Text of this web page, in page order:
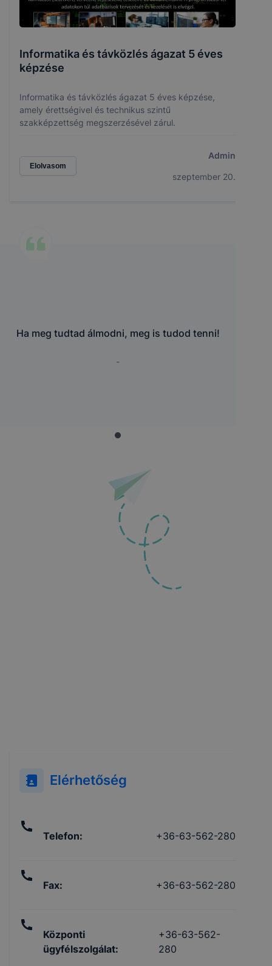
Informatika és távközlés ágazat 5 éves
képzése
Informatika és távközlés ágazat 5 éves képzése,
amely érettségivel és technikus szintű
szakképzettség megszerzésével zárul.
Elolvasom
Admin
szeptember 20.
Ha meg tudtad álmodni, meg is tudod tenni!
-
Elérhetőség
Telefon: +36-63-562-280
Fax: +36-63-562-280
Központi
ügyfélszolgálat:
+36-63-562-
280